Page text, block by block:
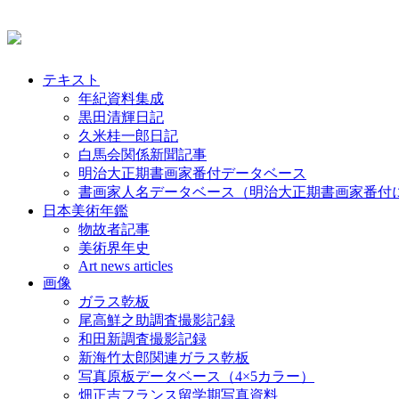
テキスト
年紀資料集成
黒田清輝日記
久米桂一郎日記
白馬会関係新聞記事
明治大正期書画家番付データベース
書画家人名データベース（明治大正期書画家番付
日本美術年鑑
物故者記事
美術界年史
Art news articles
画像
ガラス乾板
尾高鮮之助調査撮影記録
和田新調査撮影記録
新海竹太郎関連ガラス乾板
写真原板データベース（4×5カラー）
畑正吉フランス留学期写真資料